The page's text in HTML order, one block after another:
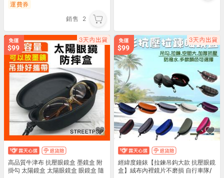
運費券
銷售
2
高品質牛津布 抗壓眼鏡盒 墨鏡盒 附
掛勾 太陽鏡盒 太陽眼鏡盒 眼鏡盒 隨
經緯度鐘錶【拉鍊吊鈎大款 抗壓眼鏡
盒】絨布內裡鏡片不磨損 自行車隊/